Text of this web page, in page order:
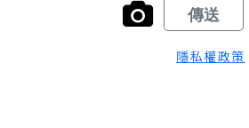
隱私權政策